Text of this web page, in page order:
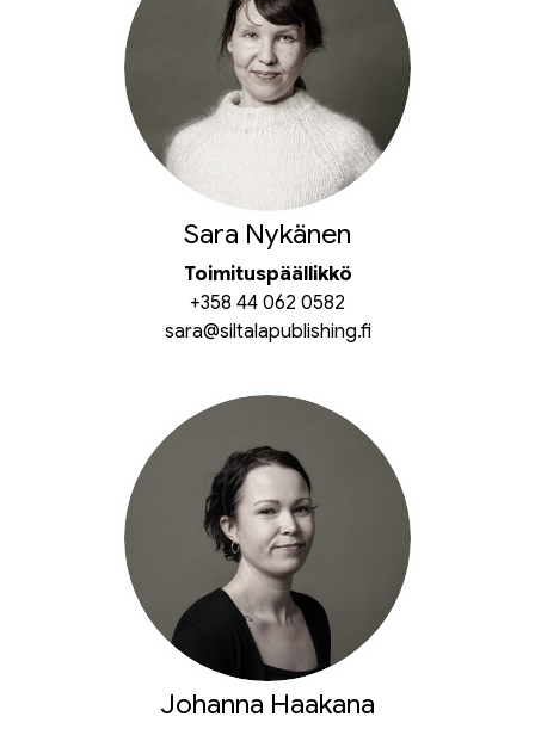
Sara Nykänen
Toimituspäällikkö
+358 44 062 0582
sara@siltalapublishing.fi
Johanna Haakana